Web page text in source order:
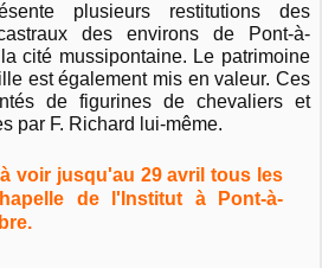
plusieurs restitutions des
des environs de Pont-à-
cité mussipontaine. Le patrimoine
est également mis en valeur. Ces
de figurines de chevaliers et
par F. Richard lui-même.
voir jusqu'au 29 avril tous les
de l'Institut à Pont-à-